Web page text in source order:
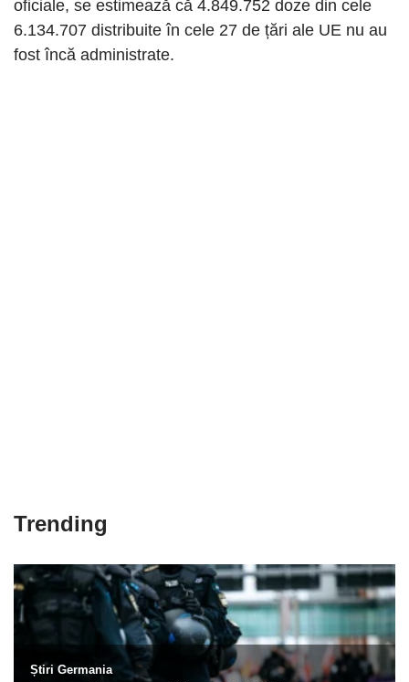
oficiale, se estimează că 4.849.752 doze din cele
6.134.707 distribuite în cele 27 de țări ale UE nu au
fost încă administrate.
Trending